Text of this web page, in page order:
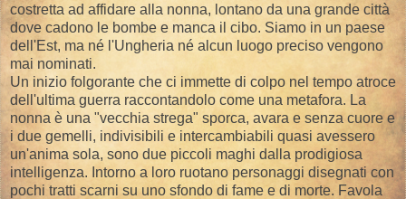
costretta ad affidare alla nonna, lontano da una grande città
dove cadono le bombe e manca il cibo. Siamo in un paese
dell'Est, ma né l'Ungheria né alcun luogo preciso vengono
mai nominati.
Un inizio folgorante che ci immette di colpo nel tempo atroce
dell'ultima guerra raccontandolo come una metafora. La
nonna è una "vecchia strega" sporca, avara e senza cuore e
i due gemelli, indivisibili e intercambiabili quasi avessero
un'anima sola, sono due piccoli maghi dalla prodigiosa
intelligenza. Intorno a loro ruotano personaggi disegnati con
pochi tratti scarni su uno sfondo di fame e di morte. Favola